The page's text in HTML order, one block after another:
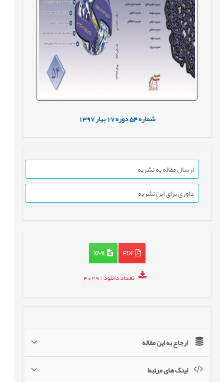
شماره54 دوره17 بهار1397
ارسال مقاله به نشریه
داوری برای این نشریه
PDF
XML
تعداد دانلود: 4029
ارجاع به این مقاله
لینک های مرتبط